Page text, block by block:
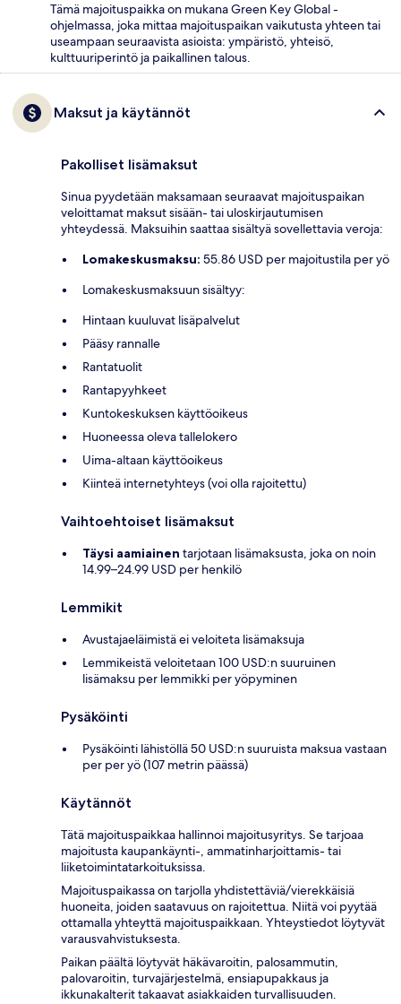
Tämä majoituspaikka on mukana Green Key Global -
ohjelmassa, joka mittaa majoituspaikan vaikutusta yhteen tai
useampaan seuraavista asioista: ympäristö, yhteisö,
kulttuuriperintö ja paikallinen talous.
Maksut ja käytännöt
Pakolliset lisämaksut
Sinua pyydetään maksamaan seuraavat majoituspaikan
veloittamat maksut sisään- tai uloskirjautumisen
yhteydessä. Maksuihin saattaa sisältyä sovellettavia veroja:
Lomakeskusmaksu: 55.86 USD per majoitustila per yö
Lomakeskusmaksuun sisältyy:
Hintaan kuuluvat lisäpalvelut
Pääsy rannalle
Rantatuolit
Rantapyyhkeet
Kuntokeskuksen käyttöoikeus
Huoneessa oleva tallelokero
Uima-altaan käyttöoikeus
Kiinteä internetyhteys (voi olla rajoitettu)
Vaihtoehtoiset lisämaksut
Täysi aamiainen tarjotaan lisämaksusta, joka on noin
14.99–24.99 USD per henkilö
Lemmikit
Avustajaeläimistä ei veloiteta lisämaksuja
Lemmikeistä veloitetaan 100 USD:n suuruinen
lisämaksu per lemmikki per yöpyminen
Pysäköinti
Pysäköinti lähistöllä 50 USD:n suuruista maksua vastaan
per per yö (107 metrin päässä)
Käytännöt
Tätä majoituspaikkaa hallinnoi majoitusyritys. Se tarjoaa
majoitusta kaupankäynti-, ammatinharjoittamis- tai
liiketoimintatarkoituksissa.
Majoituspaikassa on tarjolla yhdistettäviä/vierekkäisiä
huoneita, joiden saatavuus on rajoitettua. Niitä voi pyytää
ottamalla yhteyttä majoituspaikkaan. Yhteystiedot löytyvät
varausvahvistuksesta.
Paikan päältä löytyvät häkävaroitin, palosammutin,
palovaroitin, turvajärjestelmä, ensiapupakkaus ja
ikkunakalterit takaavat asiakkaiden turvallisuuden.